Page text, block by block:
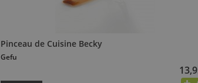
Pinceau de Cuisine Becky
Gefu